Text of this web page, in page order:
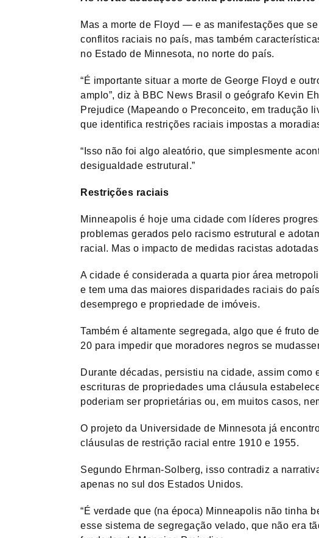
Mas a morte de Floyd — e as manifestações que
conflitos raciais no país, mas também
no Estado de Minnesota, no norte do país.
“É importante situar a morte de George Floyd e
amplo”, diz à BBC News Brasil o geógrafo Kevin
Prejudice (Mapeando o Preconceito, em tradução
que identifica restrições raciais impostas a
“Isso não foi algo aleatório, que simplesmente
desigualdade estrutural.”
Restrições raciais
Minneapolis é hoje uma cidade com líderes
problemas gerados pelo racismo estrutural e
racial. Mas o impacto de medidas racistas
A cidade é considerada a quarta pior área
e tem uma das maiores disparidades raciais do
desemprego e propriedade de imóveis.
Também é altamente segregada, algo que é fruto
20 para impedir que moradores negros se
Durante décadas, persistiu na cidade, assim
escrituras de propriedades uma cláusula
poderiam ser proprietárias ou, em muitos casos,
O projeto da Universidade de Minnesota já
cláusulas de restrição racial entre 1910 e 1955.
Segundo Ehrman-Solberg, isso contradiz a
apenas no sul dos Estados Unidos.
“É verdade que (na época) Minneapolis não tinha
esse sistema de segregação velado, que não era